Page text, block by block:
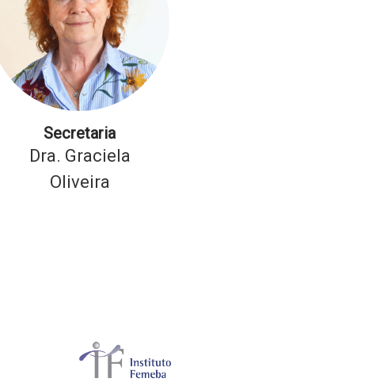
Secretaria
Dra. Graciela
Oliveira